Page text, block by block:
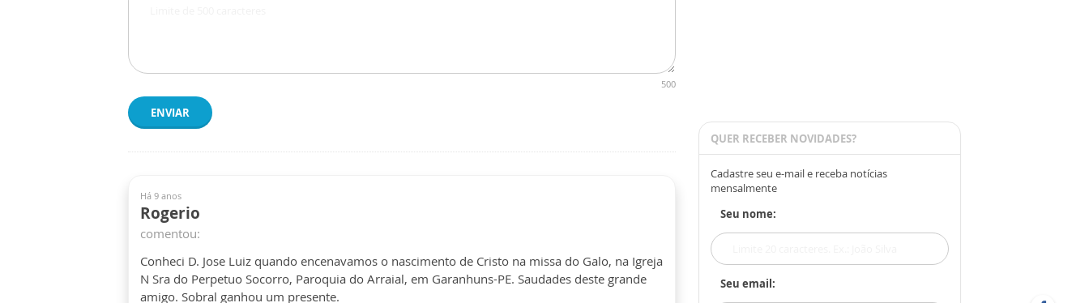
500
ENVIAR
Há 9 anos
Rogerio
comentou:
Conheci D. Jose Luiz quando encenavamos o nascimento de Cristo na missa do Galo, na Igreja
N Sra do Perpetuo Socorro, Paroquia do Arraial, em Garanhuns-PE. Saudades deste grande
amigo. Sobral ganhou um presente.
QUER RECEBER NOVIDADES?
Cadastre seu e-mail e receba notícias
mensalmente
Seu nome:
Seu email: